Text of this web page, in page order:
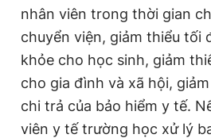
nhân viên trong thời gian
chuyển viện, giảm thiểu tối
khỏe cho học sinh, giảm
cho gia đình và xã hội,
chi trả của bảo hiểm y tế.
viên y tế trường học xử lý